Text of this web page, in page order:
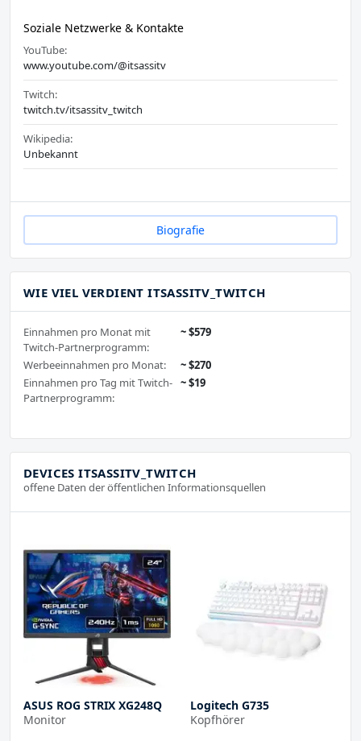
Soziale Netzwerke & Kontakte
YouTube:
www.youtube.com/@itsassitv
Twitch:
twitch.tv/itsassitv_twitch
Wikipedia:
Unbekannt
Biografie
WIE VIEL VERDIENT ITSASSITV_TWITCH
Einnahmen pro Monat mit
Twitch-Partnerprogramm:
~ $579
Werbeeinnahmen pro Monat:
~ $270
Einnahmen pro Tag mit Twitch-
Partnerprogramm:
~ $19
DEVICES ITSASSITV_TWITCH
offene Daten der öffentlichen Informationsquellen
ASUS ROG STRIX XG248Q
Monitor
Logitech G735
Kopfhörer